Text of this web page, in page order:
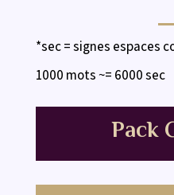
*sec = signes espaces
1000 mots ~= 6000 sec
Pack